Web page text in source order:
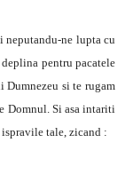
neputandu-ne lupta cu
pentru pacatele
Dumnezeu si te rugam
Domnul. Si asa intariti
tale, zicand :